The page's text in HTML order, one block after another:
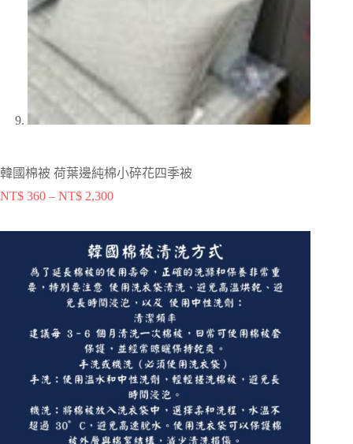
韓國棉被 荷葉邊純棉小碎花四季被
NT$ 360 – NT$ 2,300